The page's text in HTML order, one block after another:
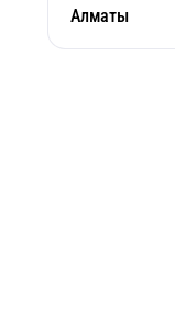
Алматы